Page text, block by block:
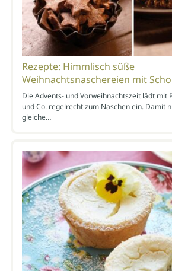
Rezepte: Himmlisch süße
Weihnachtsnaschereien mit
Die Advents- und Vorweihnachtszeit lädt mit
und Co. regelrecht zum Naschen ein. Damit
gleiche…